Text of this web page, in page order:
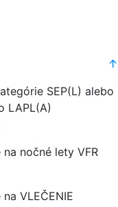
↑
SEP(L) alebo
LAPL(A)
nočné lety VFR
VLEČENIE